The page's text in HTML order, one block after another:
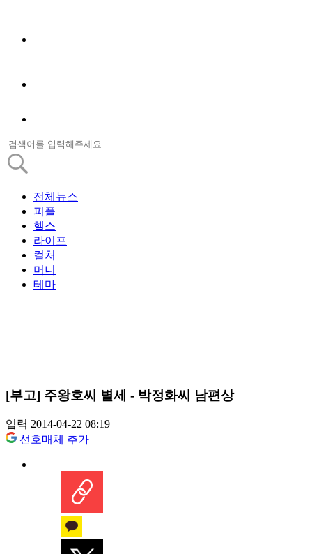
전체뉴스
피플
헬스
라이프
컬처
머니
테마
[부고] 주왕호씨 별세 - 박정화씨 남편상
입력 2014-04-22 08:19
선호매체 추가